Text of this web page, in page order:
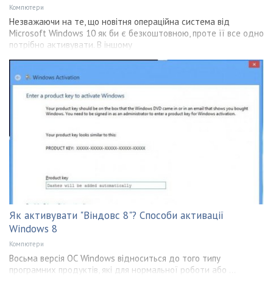
Компютери
Незважаючи на те, що новітня операційна система від
Microsoft Windows 10 як би є безкоштовною, проте її все одно
потрібно активувати. В іншому
Як активувати "Віндовс 8"? Способи активації
Windows 8
Компютери
Восьма версія ОС Windows відноситься до того типу
програмних продуктів, які для нормальної роботи або ...